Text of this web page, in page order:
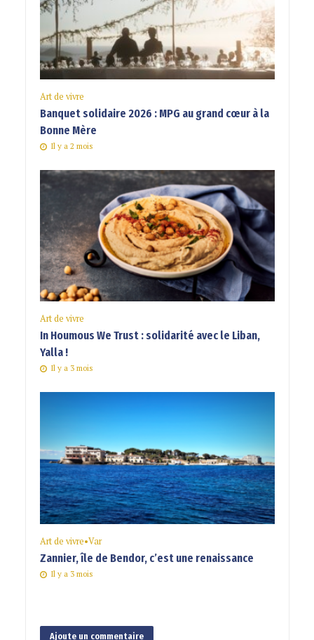
Art de vivre
Banquet solidaire 2026 : MPG au grand cœur à la
Bonne Mère
Il y a 2 mois
Art de vivre
In Houmous We Trust : solidarité avec le Liban,
Yalla !
Il y a 3 mois
Art de vivre•Var
Zannier, île de Bendor, c’est une renaissance
Il y a 3 mois
Ajoute un commentaire